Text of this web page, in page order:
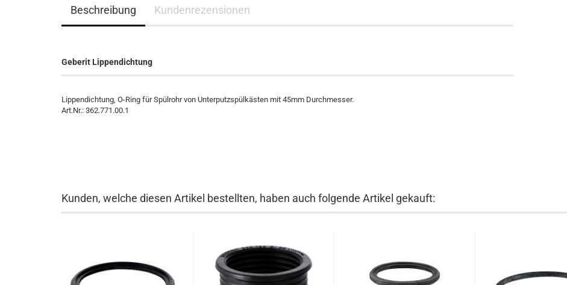
Beschreibung Kundenrezensionen
Geberit Lippendichtung
Lippendichtung, O-Ring für Spülrohr von Unterputzspülkästen mit 45mm Durchmesser.
Art.Nr.: 362.771.00.1
Kunden, welche diesen Artikel bestellten, haben auch folgende Artikel gekauft: